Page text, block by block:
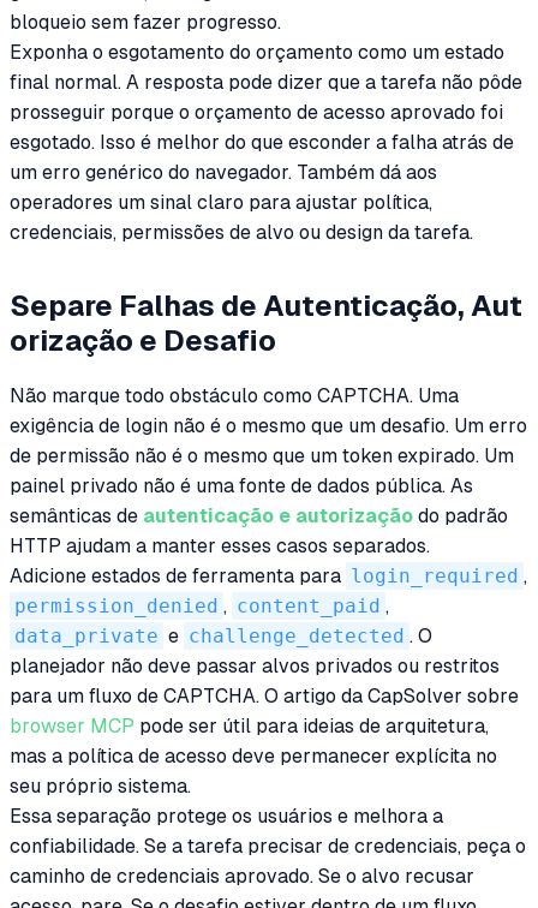
bloqueio sem fazer progresso.
Exponha o esgotamento do orçamento como um estado
final normal. A resposta pode dizer que a tarefa não pôde
prosseguir porque o orçamento de acesso aprovado foi
esgotado. Isso é melhor do que esconder a falha atrás de
um erro genérico do navegador. Também dá aos
operadores um sinal claro para ajustar política,
credenciais, permissões de alvo ou design da tarefa.
Separe Falhas de Autenticação, Aut
orização e Desafio
Não marque todo obstáculo como CAPTCHA. Uma
exigência de login não é o mesmo que um desafio. Um erro
de permissão não é o mesmo que um token expirado. Um
painel privado não é uma fonte de dados pública. As
semânticas de autenticação e autorização do padrão
HTTP ajudam a manter esses casos separados.
Adicione estados de ferramenta para login_required ,
permission_denied , content_paid ,
data_private e challenge_detected . O
planejador não deve passar alvos privados ou restritos
para um fluxo de CAPTCHA. O artigo da CapSolver sobre
browser MCP pode ser útil para ideias de arquitetura,
mas a política de acesso deve permanecer explícita no
seu próprio sistema.
Essa separação protege os usuários e melhora a
confiabilidade. Se a tarefa precisar de credenciais, peça o
caminho de credenciais aprovado. Se o alvo recusar